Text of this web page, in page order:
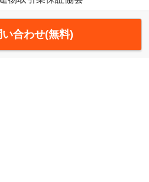
い合わせ(無料)